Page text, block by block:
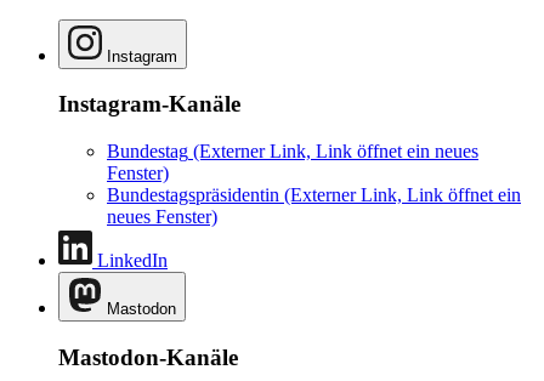
Instagram
Instagram-Kanäle
Bundestag (Externer Link, Link öffnet ein neues
Fenster)
Bundestagspräsidentin (Externer Link, Link öffnet ein
neues Fenster)
LinkedIn
Mastodon
Mastodon-Kanäle